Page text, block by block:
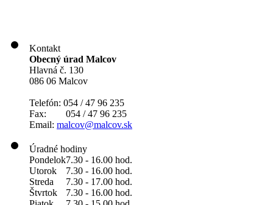
Kontakt
Obecný úrad Malcov
Hlavná č. 130
086 06 Malcov
Telefón: 054 / 47 96 235
Fax: 054 / 47 96 235
Email: malcov@malcov.sk
Úradné hodiny
Pondelok7.30 - 16.00 hod.
Utorok
7.30 - 16.00 hod.
Streda
7.30 - 17.00 hod.
Štvrtok
7.30 - 16.00 hod.